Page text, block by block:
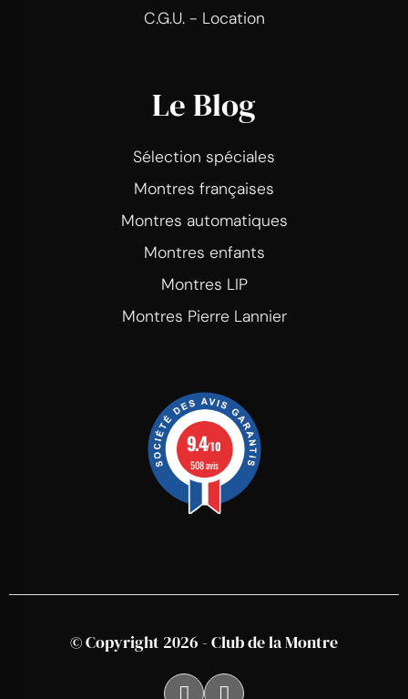
C.G.U. - Location
Le Blog
Sélection spéciales
Montres françaises
Montres automatiques
Montres enfants
Montres LIP
Montres Pierre Lannier
9.4/10
508 avis
© Copyright 2026 - Club de la Montre